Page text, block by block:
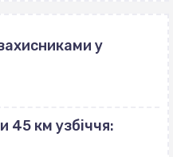
у
45 км узбіччя: